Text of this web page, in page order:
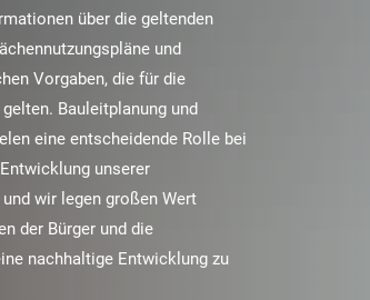
über die geltenden
und
Vorgaben, die für die
Bauleitplanung und
eine entscheidende Rolle bei
unserer
wir legen großen Wert
der Bürger und die
nachhaltige Entwicklung zu